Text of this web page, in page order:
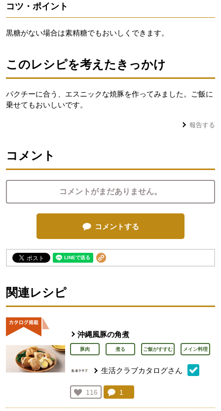
コツ・ポイント
黒糖がない場合は素精糖でもおいしくできます。
このレシピを考えたきっかけ
パクチーに合う、エスニックな焼豚を作ってみました。ご飯に
乗せてもおいしいです。
報告する
コメント
コメントがまだありません。
コメントする
関連レシピ
沖縄風豚の角煮
豚肉 煮る ご飯がすすむ メイン料理
生活クラブカタログさん
お気に入り登録：
116
人が登録
コメント：
1